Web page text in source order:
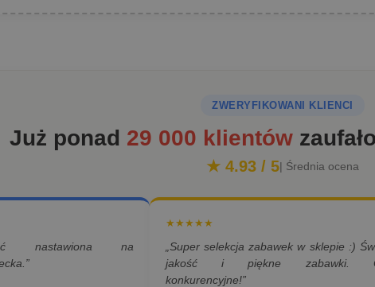
ZWERYFIKOWANI KLIENCI
Już ponad 29 000 klientów
★ 4.93 / 5| Średnia ocena
nastawiona na
★★★★★
„Super selekcja zabawek w sklepie :)
jakość i piękne zabawki.
konkurencyjne!”